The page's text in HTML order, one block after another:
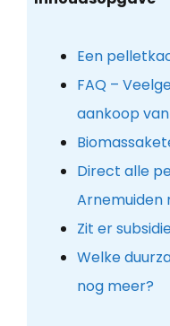
Een
FAQ –
aankoop
Direct alle
Arnemuiden
Zit er
Welke
nog meer?